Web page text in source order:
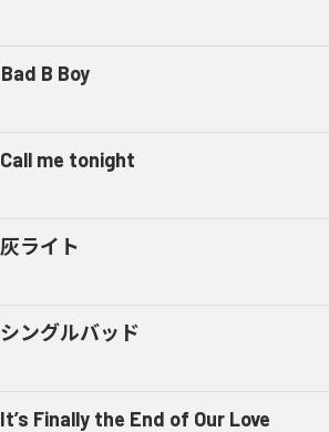
Bad B Boy
Call me tonight
灰ライト
シングルバッド
It’s Finally the End of Our Love